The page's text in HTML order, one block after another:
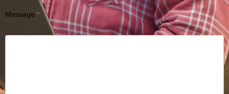
Message